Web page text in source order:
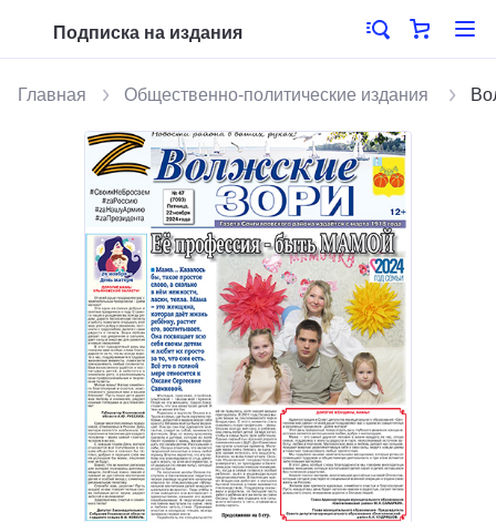
Подписка на издания
Главная Общественно-политические издания